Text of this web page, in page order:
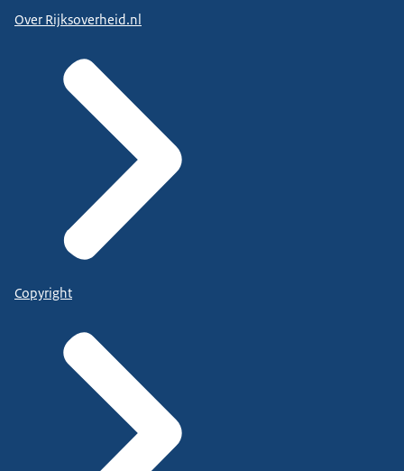
Over Rijksoverheid.nl
Copyright